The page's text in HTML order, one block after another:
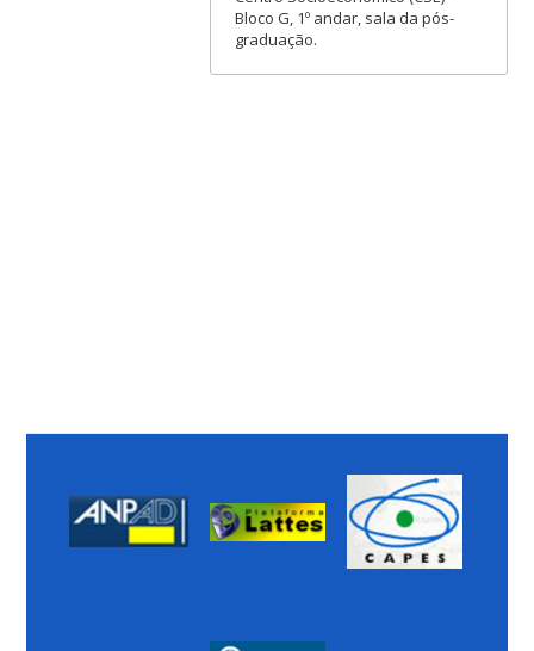
Bloco G, 1º andar, sala da pós-
graduação.